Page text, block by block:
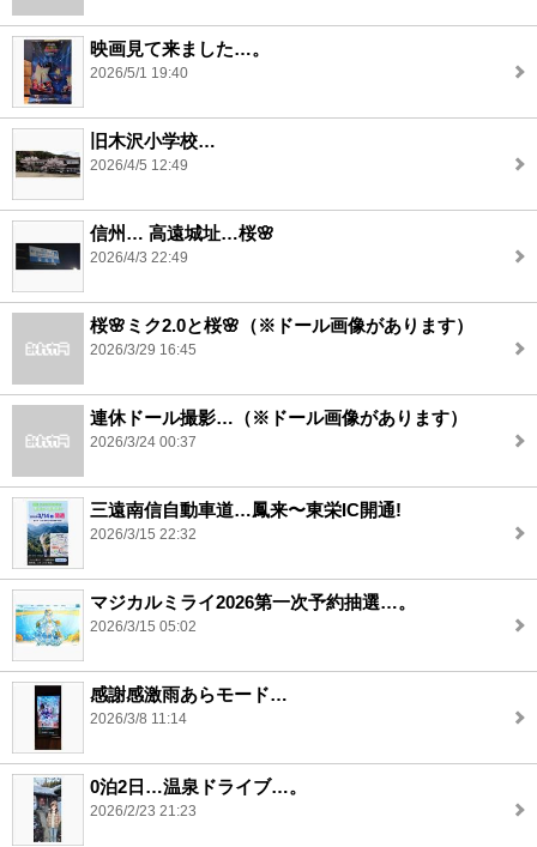
映画見て来ました…。
2026/5/1 19:40
旧木沢小学校…
2026/4/5 12:49
信州… 高遠城址…桜🌸
2026/4/3 22:49
桜🌸ミク2.0と桜🌸（※ドール画像があります）
2026/3/29 16:45
連休ドール撮影…（※ドール画像があります）
2026/3/24 00:37
三遠南信自動車道…鳳来〜東栄IC開通!
2026/3/15 22:32
マジカルミライ2026第一次予約抽選…。
2026/3/15 05:02
感謝感激雨あらモード…
2026/3/8 11:14
0泊2日…温泉ドライブ…。
2026/2/23 21:23